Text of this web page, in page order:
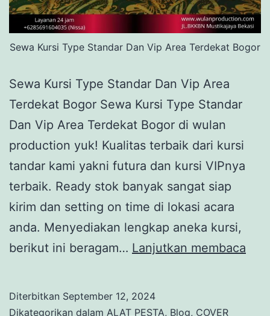
Sewa Kursi Type Standar Dan Vip Area Terdekat Bogor
Sewa Kursi Type Standar Dan Vip Area
Terdekat Bogor Sewa Kursi Type Standar
Dan Vip Area Terdekat Bogor di wulan
production yuk! Kualitas terbaik dari kursi
tandar kami yakni futura dan kursi VIPnya
terbaik. Ready stok banyak sangat siap
kirim dan setting on time di lokasi acara
anda. Menyediakan lengkap aneka kursi,
berikut ini beragam… Lanjutkan membaca
Diterbitkan September 12, 2024
Dikategorikan dalam ALAT PESTA, Blog, COVER